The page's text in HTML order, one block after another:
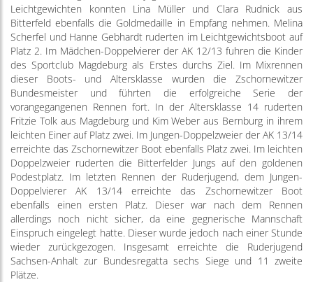
Leichtgewichten konnten Lina Müller und Clara Rudnick aus
Bitterfeld ebenfalls die Goldmedaille in Empfang nehmen. Melina
Scherfel und Hanne Gebhardt ruderten im Leichtgewichtsboot auf
Platz 2. Im Mädchen-Doppelvierer der AK 12/13 fuhren die Kinder
des Sportclub Magdeburg als Erstes durchs Ziel. Im Mixrennen
dieser Boots- und Altersklasse wurden die Zschornewitzer
Bundesmeister und führten die erfolgreiche Serie der
vorangegangenen Rennen fort. In der Altersklasse 14 ruderten
Fritzie Tolk aus Magdeburg und Kim Weber aus Bernburg in ihrem
leichten Einer auf Platz zwei. Im Jungen-Doppelzweier der AK 13/14
erreichte das Zschornewitzer Boot ebenfalls Platz zwei. Im leichten
Doppelzweier ruderten die Bitterfelder Jungs auf den goldenen
Podestplatz. Im letzten Rennen der Ruderjugend, dem Jungen-
Doppelvierer AK 13/14 erreichte das Zschornewitzer Boot
ebenfalls einen ersten Platz. Dieser war nach dem Rennen
allerdings noch nicht sicher, da eine gegnerische Mannschaft
Einspruch eingelegt hatte. Dieser wurde jedoch nach einer Stunde
wieder zurückgezogen. Insgesamt erreichte die Ruderjugend
Sachsen-Anhalt zur Bundesregatta sechs Siege und 11 zweite
Plätze.